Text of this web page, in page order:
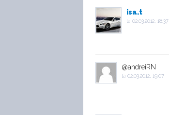
isa.t
la 02.03.2012, 18:37
@andreiRN
la 02.03.2012, 19:07